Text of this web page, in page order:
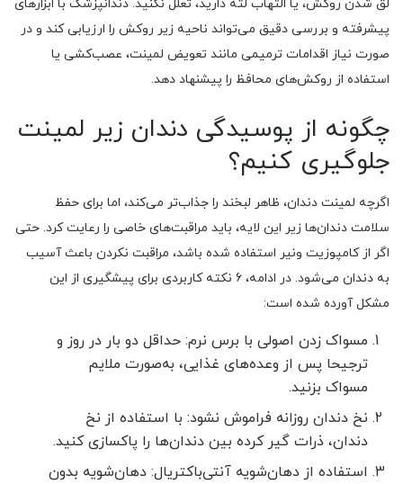
لق شدن روکش، یا التهاب لثه دارید، تعلل نکنید. دندانپزشک با ابزارهای
پیشرفته و بررسی دقیق می‌تواند ناحیه زیر روکش را ارزیابی کند و در
صورت نیاز اقدامات ترمیمی مانند تعویض لمینت، عصب‌کشی یا
استفاده از روکش‌های محافظ را پیشنهاد دهد.
چگونه از پوسیدگی دندان زیر لمینت
جلوگیری کنیم؟
اگرچه لمینت دندان، ظاهر لبخند را جذاب‌تر می‌کند، اما برای حفظ
سلامت دندان‌ها زیر این لایه، باید مراقبت‌های خاصی را رعایت کرد. حتی
اگر از کامپوزیت ونیر استفاده شده باشد، مراقبت نکردن باعث آسیب
به دندان می‌شود. در ادامه، 6 نکته کاربردی برای پیشگیری از این
مشکل آورده شده است:
مسواک زدن اصولی با برس نرم: حداقل دو بار در روز و
ترجیحا پس از وعده‌های غذایی، به‌صورت ملایم
مسواک بزنید.
نخ دندان روزانه فراموش نشود: با استفاده از نخ
دندان، ذرات گیر کرده بین دندان‌ها را پاکسازی کنید.
استفاده از دهان‌شویه آنتی‌باکتریال: دهان‌شویه بدون